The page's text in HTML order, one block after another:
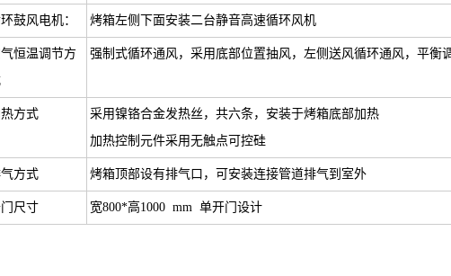
鼓风电机： 烤箱左侧下面安装二台静音高速循环风机
恒温调节方
强制式循环通风，采用底部位置抽风，左侧送风循环通风，平衡
方式
采用镍铬合金发热丝，共六条，安装于烤箱底部加热
加热控制元件采用无触点可控硅
方式 烤箱顶部设有排气口，可安装连接管道排气到室外
尺寸 宽800*高1000 mm 单开门设计